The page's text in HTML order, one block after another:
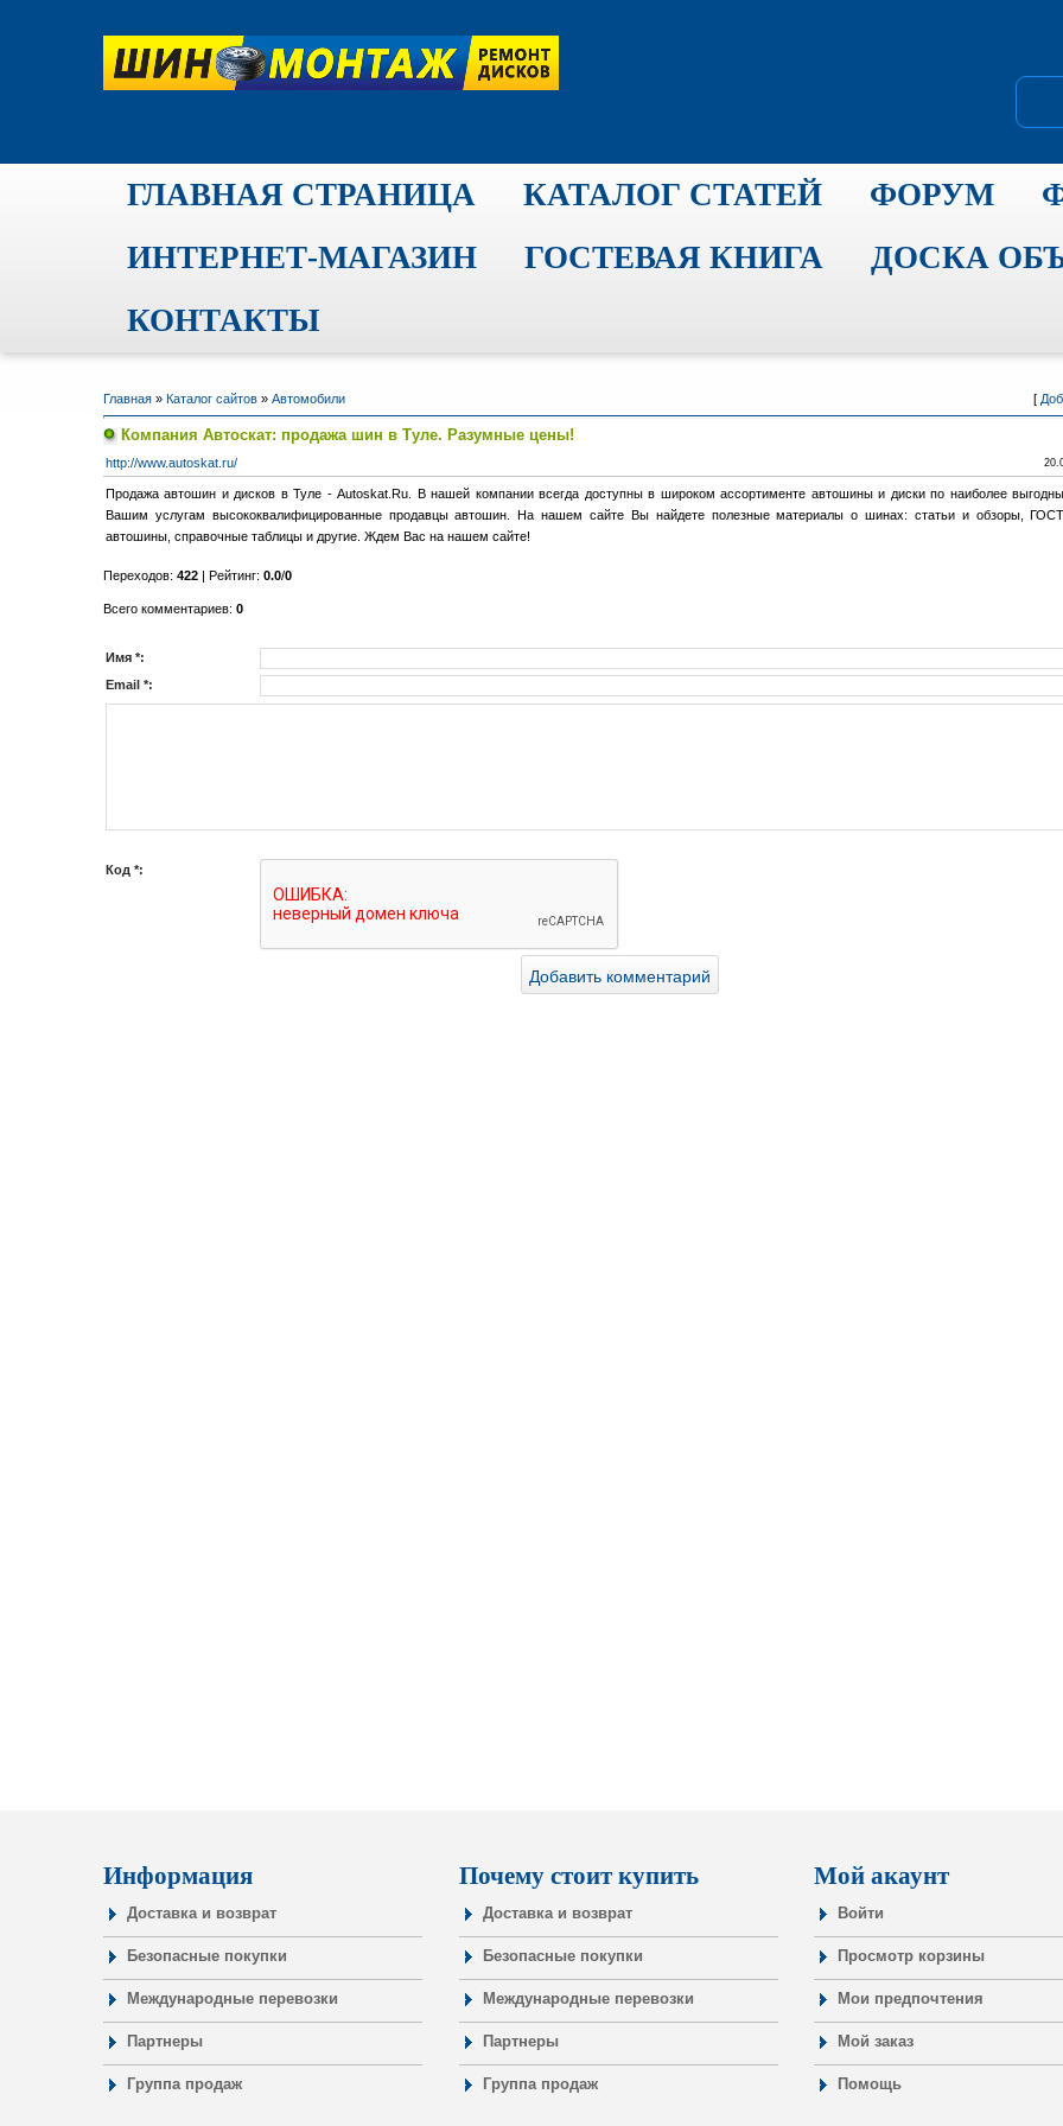
ГЛАВНАЯ СТРАНИЦА КАТАЛОГ СТАТЕЙ ФОРУМ
ИНТЕРНЕТ-МАГАЗИН
ГОСТЕВАЯ КНИГА
ДОСКА
КОНТАКТЫ
Главная » Каталог сайтов » Автомобили [
Компания Автоскат: продажа шин в Туле. Разумные цены!
http://www.autoskat.ru/
Продажа автошин и дисков в Туле - Autoskat.Ru. В нашей компании всегда доступны в широком ассортименте автошины и диски по наиболее
Вашим услугам высококвалифицированные продавцы автошин. На нашем сайте Вы найдете полезные материалы о шинах: статьи и обзоры,
автошины, справочные таблицы и другие. Ждем Вас на нашем сайте!
Переходов: 422 | Рейтинг: 0.0/0
Всего комментариев: 0
Имя *:
Email *:
Код *:
Информация
Доставка и возврат
Безопасные покупки
Международные перевозки
Партнеры
Группа продаж
Почему стоит купить
Доставка и возврат
Безопасные покупки
Международные перевозки
Партнеры
Группа продаж
Мой акаунт
Войти
Просмотр корзины
Мои предпочтения
Мой заказ
Помощь